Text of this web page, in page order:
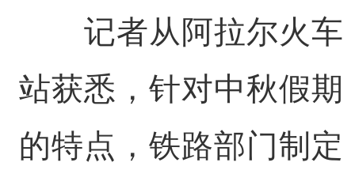
记者从阿拉尔火车
站获悉，针对中秋假期
的特点，铁路部门制定